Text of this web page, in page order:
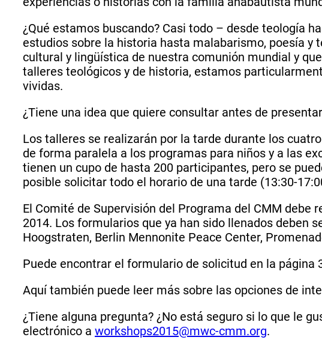
¿Qué estamos buscando? Casi todo – desde teología
estudios sobre la historia hasta malabarismo, poesía y
cultural y lingüística de nuestra comunión mundial y
talleres teológicos y de historia, estamos
vividas.
¿Tiene una idea que quiere consultar antes de
Los talleres se realizarán por la tarde durante los
de forma paralela a los programas para niños y a las
tienen un cupo de hasta 200 participantes, pero se
posible solicitar todo el horario de una tarde (13:30-
El Comité de Supervisión del Programa del CMM
2014. Los formularios que ya han sido llenados deben
Hoogstraten, Berlin Mennonite Peace Center,
Puede encontrar el formulario de solicitud en la página
Aquí también puede leer más sobre las opciones de
¿Tiene alguna pregunta? ¿No está seguro si lo que le
electrónico a workshops2015@mwc-cmm.org.